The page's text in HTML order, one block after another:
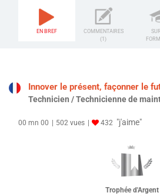
EN BREF
COMMENTAIRES
(1)
Innover le présent, façonner le
Technicien / Technicienne de
00 mn 00 502 vues 432 "j'aime"
Trophée d'Argent